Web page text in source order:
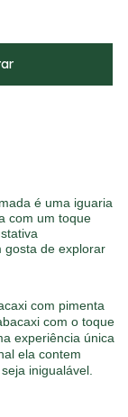
é uma iguaria
com um toque
gosta de explorar
com pimenta
com o toque
experiência única
ela contem
inigualável.